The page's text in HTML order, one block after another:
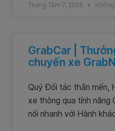
Tháng Tám 7, 2026
GrabCar |
chuyến xe
Quý Đối tác thân mến,
xe thông qua tính
nối nhanh với Hành